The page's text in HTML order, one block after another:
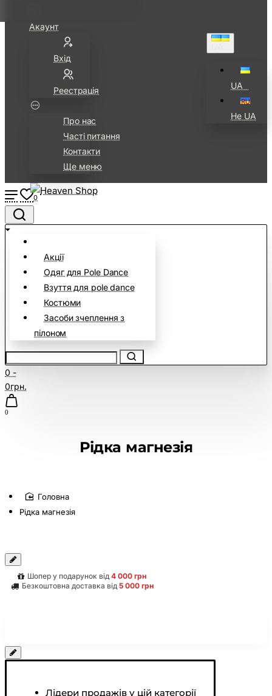
Акаунт
Вхід
Реестрація
Про нас
Часті питання
Контакти
Ще меню
UA⠀
Не UA
0
Акції
Одяг для Pole Dance
Взуття для pole dance
Костюми
Засоби зчеплення з
пілоном
0 -
0грн.
0
Рідка магнезія
Рідка магнезія
Шопер у подарунок від 4 000 грн
Безкоштовна доставка від 5 000 грн
Лідери продажів у цій категорії